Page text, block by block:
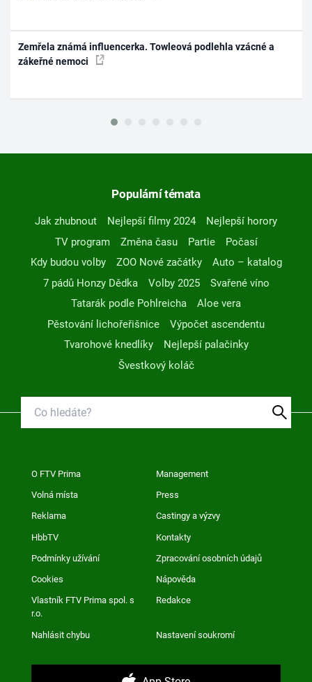
Zemřela známá influencerka. Towleová podlehla vzácné a
zákeřné nemoci
Populární témata
Jak zhubnout Nejlepší filmy 2024
Nejlepší horory
TV program
Změna času Partie
Počasí
Kdy budou volby
ZOO Nové začátky
Auto – katalog
7 pádů Honzy Dědka
Volby 2025
Svařené víno
Tatarák podle Pohlreicha
Aloe vera
Pěstování lichořeřišnice
Výpočet ascendentu
Tvarohové knedlíky
Nejlepší palačinky
Švestkový koláč
O FTV Prima Management
Volná místa Press
Reklama Castingy a výzvy
HbbTV Kontakty
Podmínky užívání Zpracování osobních údajů
Cookies Nápověda
Vlastník FTV Prima spol. s
r.o.
Redakce
Nahlásit chybu Nastavení soukromí